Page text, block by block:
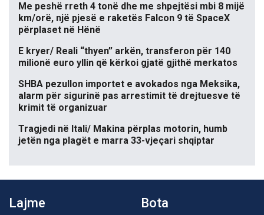
Me peshë rreth 4 tonë dhe me shpejtësi mbi 8 mijë
km/orë, një pjesë e raketës Falcon 9 të SpaceX
përplaset në Hënë
E kryer/ Reali “thyen” arkën, transferon për 140
milionë euro yllin që kërkoi gjatë gjithë merkatos
SHBA pezullon importet e avokados nga Meksika,
alarm për sigurinë pas arrestimit të drejtuesve të
krimit të organizuar
Tragjedi në Itali/ Makina përplas motorin, humb
jetën nga plagët e marra 33-vjeçari shqiptar
Lajme Bota